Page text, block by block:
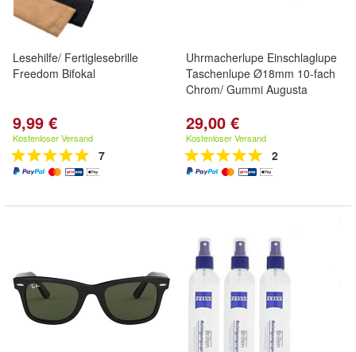
Lesehilfe/ Fertiglesebrille
Freedom Bifokal
9,99 €
Kostenloser Versand
7
Uhrmacherlupe Einschlaglupe
Taschenlupe Ø18mm 10-fach
Chrom/ Gummi Augusta
29,00 €
Kostenloser Versand
2